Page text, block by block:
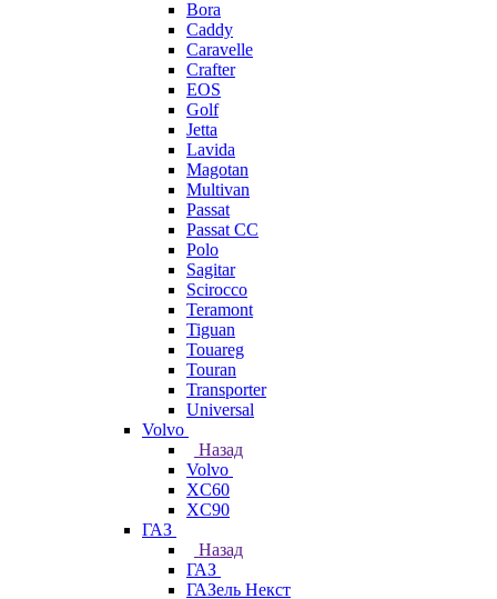
Bora
Caddy
Caravelle
Crafter
EOS
Golf
Jetta
Lavida
Magotan
Multivan
Passat
Passat CC
Polo
Sagitar
Scirocco
Teramont
Tiguan
Touareg
Touran
Transporter
Universal
Volvo
Назад
Volvo
XC60
XC90
ГАЗ
Назад
ГАЗ
ГАЗель Некст